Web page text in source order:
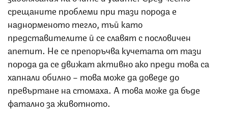
срещаните проблеми при тази порода е
наднорменото тегло, тъй като
представителите й се славят с пословичен
апетит. Не се препоръчва кучетата от тази
порода да се движат активно ако преди това са
хапнали обилно – това може да доведе до
превъртане на стомаха. А това може да бъде
фатално за животното.